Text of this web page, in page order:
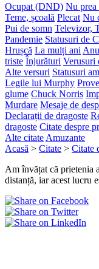
Ocupat (DND) Nu prea
Teme, școală Plecat Nu
Pui de somn Televizor,
Pandemie Statusuri de
Hrușcă La mulți ani
triste Înjurături Verusuri
Alte versuri Statusuri
Legile lui Murphy
glume Chuck Norris
Murdare Mesaje de
Declarații de dragoste
dragoste Citate despre
Alte citate Amuzante
Acasă > Citate > Citate
Am învățat că prietenia
distanță, iar acest lucru